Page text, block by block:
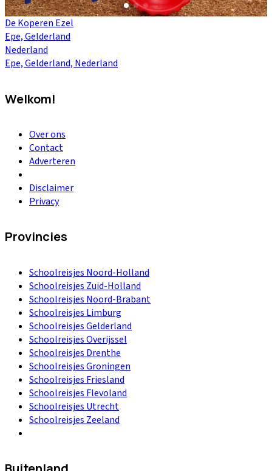
De Koperen Ezel
Epe, Gelderland
Nederland
Epe, Gelderland, Nederland
Welkom!
Over ons
Contact
Adverteren
Disclaimer
Privacy
Provincies
Schoolreisjes Noord-Holland
Schoolreisjes Zuid-Holland
Schoolreisjes Noord-Brabant
Schoolreisjes Limburg
Schoolreisjes Gelderland
Schoolreisjes Overijssel
Schoolreisjes Drenthe
Schoolreisjes Groningen
Schoolreisjes Friesland
Schoolreisjes Flevoland
Schoolreisjes Utrecht
Schoolreisjes Zeeland